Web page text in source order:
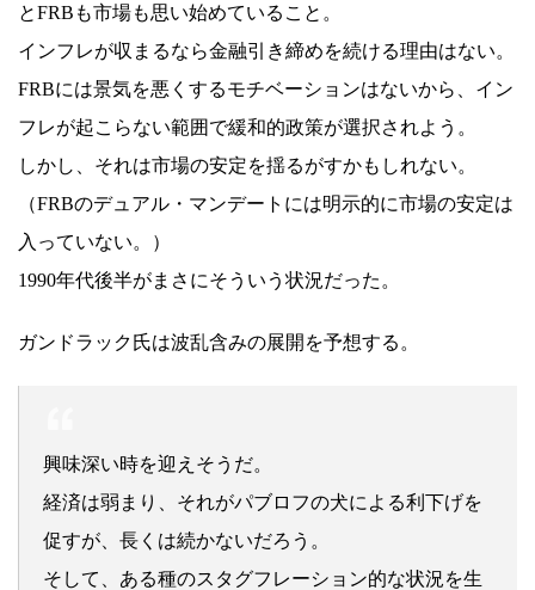
とFRBも市場も思い始めていること。
インフレが収まるなら金融引き締めを続ける理由はない。
FRBには景気を悪くするモチベーションはないから、イン
フレが起こらない範囲で緩和的政策が選択されよう。
しかし、それは市場の安定を揺るがすかもしれない。
（FRBのデュアル・マンデートには明示的に市場の安定は
入っていない。）
1990年代後半がまさにそういう状況だった。
ガンドラック氏は波乱含みの展開を予想する。
興味深い時を迎えそうだ。
経済は弱まり、それがパブロフの犬による利下げを
促すが、長くは続かないだろう。
そして、ある種のスタグフレーション的な状況を生